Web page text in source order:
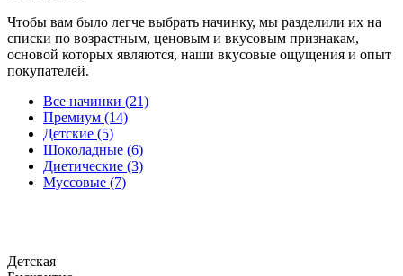
Чтобы вам было легче выбрать начинку, мы разделили их на
списки по возрастным, ценовым и вкусовым признакам,
основой которых являются, наши вкусовые ощущения и опыт
покупателей.
Все начинки (21)
Премиум (14)
Детские (5)
Шоколадные (6)
Диетические (3)
Муссовые (7)
Детская